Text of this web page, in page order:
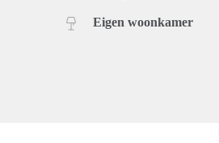
Eigen woonkamer